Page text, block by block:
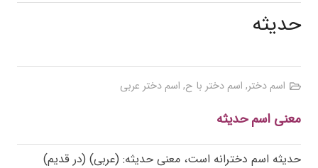
حدیثه
اسم دختر, اسم دختر با ح, اسم دختر عربی
معنی اسم حدیثه
حدیثه اسم دخترانه است، معنی حدیثه: (عربی) (در قدیم)